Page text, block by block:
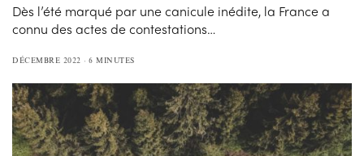
Dès l’été marqué par une canicule inédite, la France a
connu des actes de contestations…
DÉCEMBRE 2022 6 MINUTES